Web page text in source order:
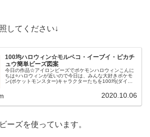
してください↓
100均ハロウィン☆モルペコ・イーブイ・ピカチ
ュウ簡単ビーズ図案
今日の作品☆アイロンビーズでポケモンハロウィンこんに
ちは⭐ハロウィンが近いので今日は、みんな大好きポケモ
ン(ポケットモンスター)キャラクターたちを100均(ダイソ
2020.10.06
ーズを使っています。